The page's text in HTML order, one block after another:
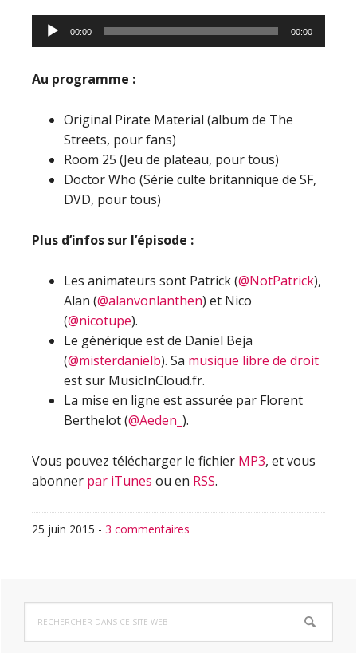
Lecteur
audio
00:00 00:00
Au programme :
Original Pirate Material (album de The
Streets, pour fans)
Room 25 (Jeu de plateau, pour tous)
Doctor Who (Série culte britannique de SF,
DVD, pour tous)
Plus d’infos sur l’épisode :
Les animateurs sont Patrick (@NotPatrick),
Alan (@alanvonlanthen) et Nico
(@nicotupe).
Le générique est de Daniel Beja
(@misterdanielb). Sa musique libre de droit
est sur MusicInCloud.fr.
La mise en ligne est assurée par Florent
Berthelot (@Aeden_ ).
Vous pouvez télécharger le fichier MP3, et vous
abonner par iTunes ou en RSS.
25 juin 2015 - 3 commentaires
Barre
latérale
dans
ce